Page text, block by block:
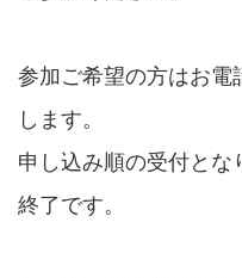
参加ご希望の方はお
します。
申し込み順の受付と
終了です。